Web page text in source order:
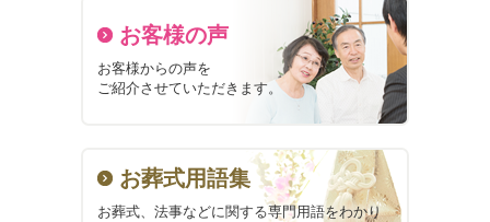
お客様の声
お客様からの声を
ご紹介させていただきます。
お葬式用語集
お葬式、法事などに関する専門用語をわかり